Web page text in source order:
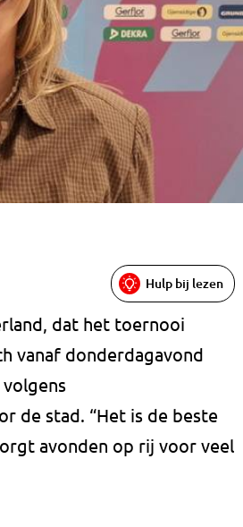
Hulp bij lezen
dat het toernooi
vanaf donderdagavond
de stad. “Het is de beste
avonden op rij voor veel